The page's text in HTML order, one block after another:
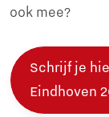
ook mee?
Schrijf je
Eindhoven